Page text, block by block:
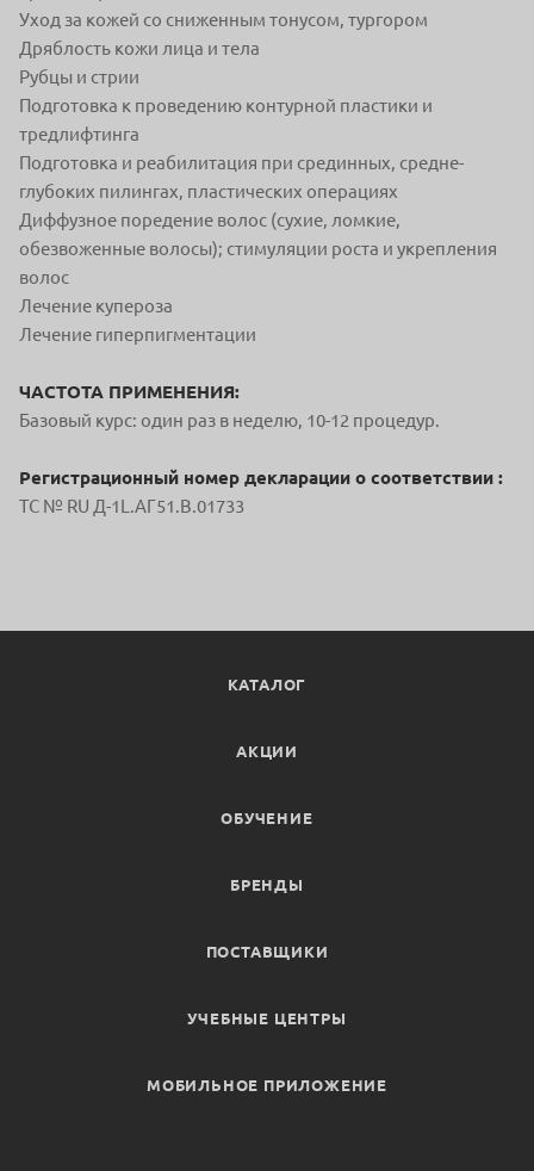
Уход за кожей со сниженным тонусом, тургором
Дряблость кожи лица и тела
Рубцы и стрии
Подготовка к проведению контурной пластики и
тредлифтинга
Подготовка и реабилитация при срединных, средне-
глубоких пилингах, пластических операциях
Диффузное поредение волос (сухие, ломкие,
обезвоженные волосы); стимуляции роста и укрепления
волос
Лечение купероза
Лечение гиперпигментации
ЧАСТОТА ПРИМЕНЕНИЯ:
Базовый курс: один раз в неделю, 10-12 процедур.
Регистрационный номер декларации о соответствии :
ТС № RU Д-1L.АГ51.В.01733
КАТАЛОГ
АКЦИИ
ОБУЧЕНИЕ
БРЕНДЫ
ПОСТАВЩИКИ
УЧЕБНЫЕ ЦЕНТРЫ
МОБИЛЬНОЕ ПРИЛОЖЕНИЕ